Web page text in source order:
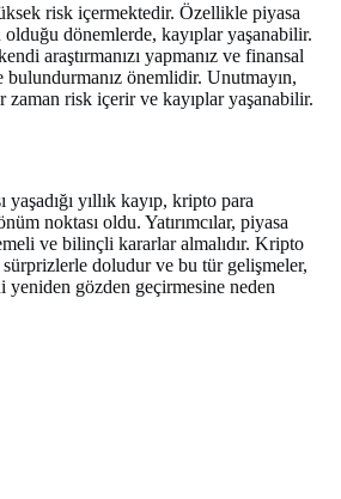
risk içermektedir. Özellikle piyasa
olduğu dönemlerde, kayıplar yaşanabilir.
araştırmanızı yapmanız ve finansal
önemlidir. Unutmayın,
zaman risk içerir ve kayıplar yaşanabilir.
yıllık kayıp, kripto para
noktası oldu. Yatırımcılar, piyasa
ve bilinçli kararlar almalıdır. Kripto
sürprizlerle doludur ve bu tür gelişmeler,
yeniden gözden geçirmesine neden